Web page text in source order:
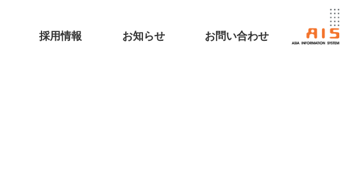
採用情報 お知らせ お問い合わせ